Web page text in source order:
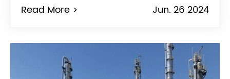
Read More > Jun. 26 2024